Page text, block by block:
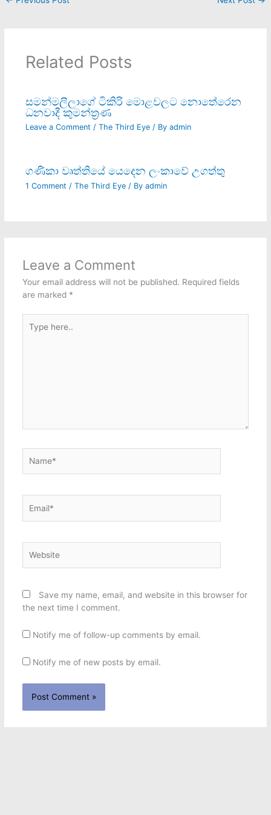
Related Posts
සමන්මලීලාගේ ටිකිරි මොළවලට නොතේරෙන
ධනවාදී කුමන්ත‍්‍රණ
Leave a Comment / The Third Eye/ By admin
ගණිකා වෘත්තියේ යෙදෙන ලංකාවේ උගත්තු
1 Comment / The Third Eye/ By admin
Leave a Comment
Your email address will not be published. Required fields
are marked *
here..
Save my name, email, and website in this browser for
the next time I comment.
Notify me of follow-up comments by email.
Notify me of new posts by email.